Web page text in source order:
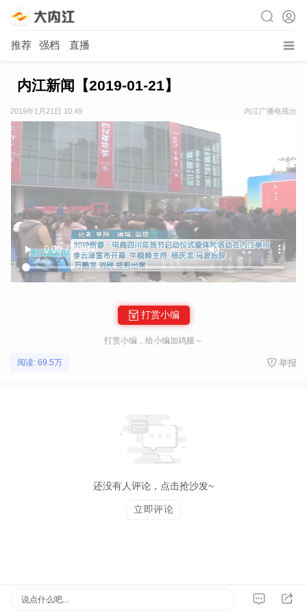
推荐 强档 直播
内江新闻【2019-01-21】
内江广播电视台
2019年1月21日 10:49
打赏小编
打赏小编，给小编加鸡腿～
阅读: 69.5万 举报
还没有人评论，点击抢沙发~
立即评论
说点什么吧...